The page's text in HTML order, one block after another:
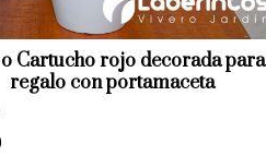
Cartucho rojo decorada para
regalo con portamaceta